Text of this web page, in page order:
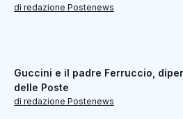
di redazione Postenews
Guccini e il padre Ferruccio,
delle Poste
di redazione Postenews